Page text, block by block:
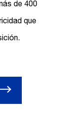
de 400
que